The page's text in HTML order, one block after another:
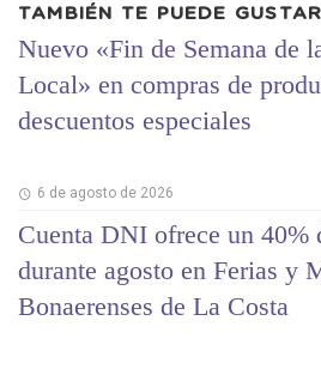
TAMBIÉN TE PUEDE GUSTAR
Nuevo «Fin de Semana de
Local» en compras de
descuentos especiales
6 de agosto de 2026
Cuenta DNI ofrece un 40%
durante agosto en Ferias y
Bonaerenses de La Costa